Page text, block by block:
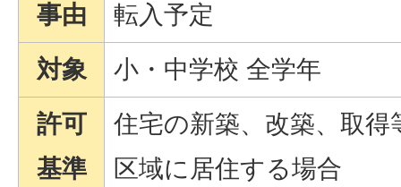
事由
転入予定
対象
小・中学校 全学年
許可
基準
住宅の新築、改築、取
区域に居住する場合